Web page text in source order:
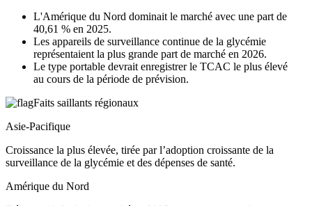
L'Amérique du Nord dominait le marché avec une part de
40,61 % en 2025.
Les appareils de surveillance continue de la glycémie
représentaient la plus grande part de marché en 2026.
Le type portable devrait enregistrer le TCAC le plus élevé
au cours de la période de prévision.
Faits saillants régionaux
Asie-Pacifique
Croissance la plus élevée, tirée par l’adoption croissante de la
surveillance de la glycémie et des dépenses de santé.
Amérique du Nord